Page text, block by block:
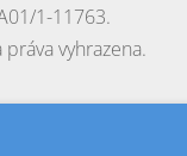
1-11763.
vyhrazena.